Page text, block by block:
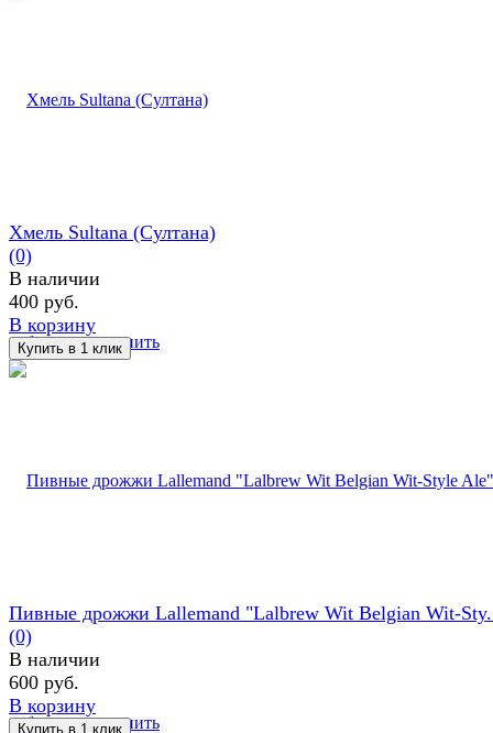
избранное сравнить
Хмель Sultana (Султана)
(0)
В наличии
400 руб.
В корзину
избранное сравнить
Пивные дрожжи Lallemand "Lalbrew Wit Belgian Wit-
(0)
В наличии
600 руб.
В корзину